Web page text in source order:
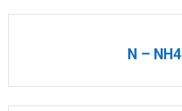
N – NH4